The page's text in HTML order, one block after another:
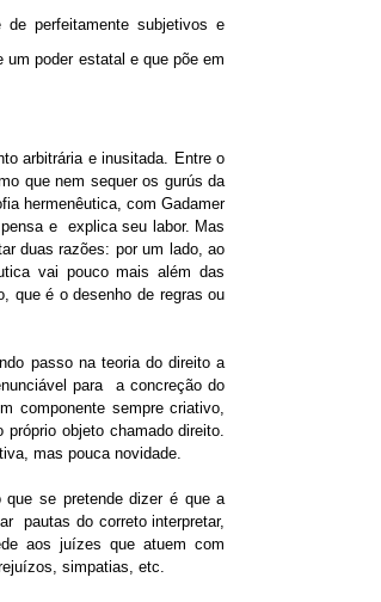
perfeitamente subjetivos e
poder estatal e que põe em
arbitrária e inusitada. Entre o
que nem sequer os gurús da
hermenêutica, com Gadamer
e
explica seu labor. Mas
duas razões: por um lado, ao
vai pouco mais além das
que é o desenho de regras ou
passo na teoria do direito a
para
a concreção do
componente sempre criativo,
objeto chamado direito.
mas pouca novidade.
que se pretende dizer é que a
pautas do correto interpretar,
aos juízes que atuem com
simpatias, etc.